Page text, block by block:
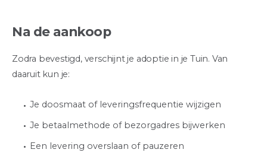
Na de aankoop
Zodra bevestigd, verschijnt je adoptie in je Tuin. Van
daaruit kun je:
Je doosmaat of leveringsfrequentie wijzigen
Je betaalmethode of bezorgadres bijwerken
Een levering overslaan of pauzeren